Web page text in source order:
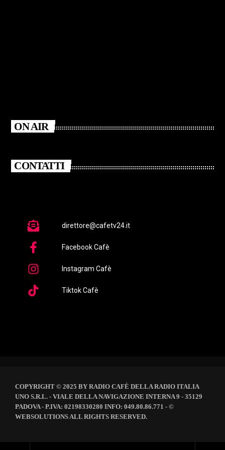
ON AIR
CONTATTI
direttore@cafetv24.it
Facebook Cafè
Instagram Cafè
Tiktok Cafè
COPYRIGHT © 2025 BY RADIO CAFÈ DELLA RADIO ITALIA
UNO S.R.L. - VIALE DELLA NAVIGAZIONE INTERNA 9 - 35129
PADOVA - P.IVA: 02198330280 INFO: 049.80.86.771 - ©
WEBSOLUTIONS ALL RIGHTS RESERVED.